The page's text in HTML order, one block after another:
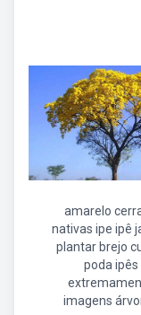
amarelo
nativas ipe ipê
plantar brejo
poda ipês
imagens